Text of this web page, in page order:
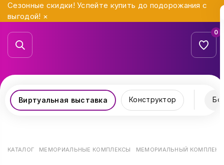
Сезонные скидки! Успейте купить до подорожания с
выгодой! ×
0
Виртуальная выставка Конструктор
КАТАЛОГ МЕМОРИАЛЬНЫЕ КОМПЛЕКСЫ МЕМОРИАЛЬНЫЙ КОМПЛЕКС